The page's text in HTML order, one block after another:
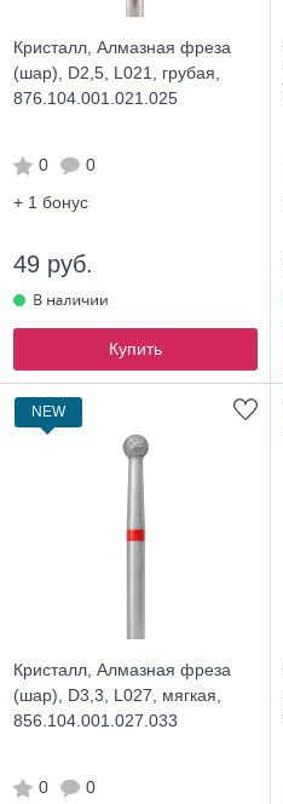
Кристалл, Алмазная фреза
(шар), D2,5, L021, грубая,
876.104.001.021.025
0
0
+ 1 бонус
49 руб.
Купить
NEW
Кристалл, Алмазная фреза
(шар), D3,3, L027, мягкая,
856.104.001.027.033
0
0